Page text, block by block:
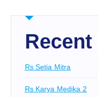
Rs Setia Mitra
Rs Karya Medika 2